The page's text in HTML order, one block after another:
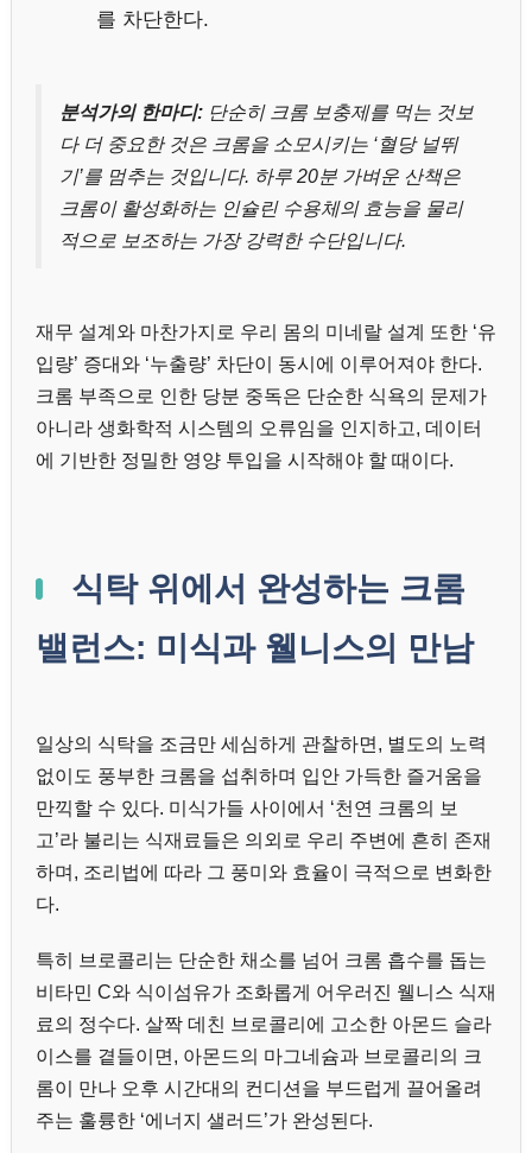
를 차단한다.
분석가의 한마디: 단순히 크롬 보충제를 먹는 것보
다 더 중요한 것은 크롬을 소모시키는 ‘혈당 널뛰
기’를 멈추는 것입니다. 하루 20분 가벼운 산책은
크롬이 활성화하는 인슐린 수용체의 효능을 물리
적으로 보조하는 가장 강력한 수단입니다.
재무 설계와 마찬가지로 우리 몸의 미네랄 설계 또한 ‘유
입량’ 증대와 ‘누출량’ 차단이 동시에 이루어져야 한다.
크롬 부족으로 인한 당분 중독은 단순한 식욕의 문제가
아니라 생화학적 시스템의 오류임을 인지하고, 데이터
에 기반한 정밀한 영양 투입을 시작해야 할 때이다.
식탁 위에서 완성하는 크롬
밸런스: 미식과 웰니스의 만남
일상의 식탁을 조금만 세심하게 관찰하면, 별도의 노력
없이도 풍부한 크롬을 섭취하며 입안 가득한 즐거움을
만끽할 수 있다. 미식가들 사이에서 ‘천연 크롬의 보
고’라 불리는 식재료들은 의외로 우리 주변에 흔히 존재
하며, 조리법에 따라 그 풍미와 효율이 극적으로 변화한
다.
특히 브로콜리는 단순한 채소를 넘어 크롬 흡수를 돕는
비타민 C와 식이섬유가 조화롭게 어우러진 웰니스 식재
료의 정수다. 살짝 데친 브로콜리에 고소한 아몬드 슬라
이스를 곁들이면, 아몬드의 마그네슘과 브로콜리의 크
롬이 만나 오후 시간대의 컨디션을 부드럽게 끌어올려
주는 훌륭한 ‘에너지 샐러드’가 완성된다.